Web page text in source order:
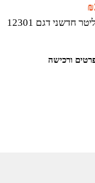
פח אלקטרוני 30 ליטר חדשני דגם 12301
₪
ורכישה